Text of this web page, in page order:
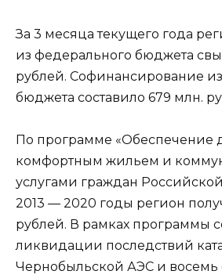
За 3 месяца текущего года
из федерального бюджета
рублей. Софинансирование из
бюджета составило 679 млн.
По программе «Обеспечение
комфортным жильем и
услугами граждан
2013 — 2020 годы регион
рублей. В рамках программы
ликвидации последствий
Чернобыльской АЭС и восемь